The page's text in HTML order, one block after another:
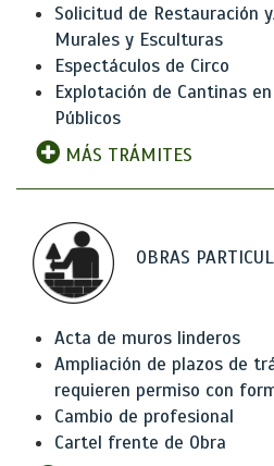
Solicitud de Restauración
Murales y Esculturas
Espectáculos de Circo
Explotación de Cantinas
Públicos
MÁS TRÁMITES
OBRAS
Acta de muros linderos
Ampliación de plazos de
requieren permiso con
Cambio de profesional
Cartel frente de Obra